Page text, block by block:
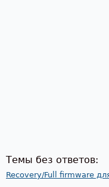
Темы без ответов:
Recovery/Full firmware